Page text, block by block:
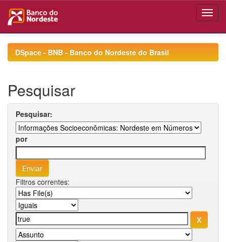
navigationDSpace - BNB - Banco do Nordeste do Brasil
Pesquisar
Pesquisar:
por
Filtros correntes: